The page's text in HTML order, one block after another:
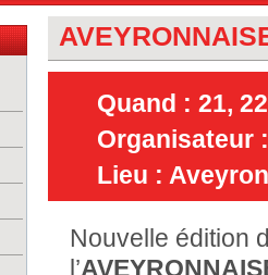
Quand : 21,
Organisateur
Lieu : Aveyron
Nouvelle édition
l’